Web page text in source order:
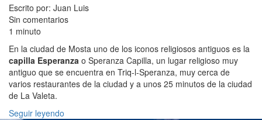
Escrito por: Juan Luis
Sin comentarios
1 minuto
En la ciudad de Mosta uno de los iconos religiosos antiguos es la
capilla Esperanza o Speranza Capilla, un lugar religioso muy
antiguo que se encuentra en Triq-l-Speranza, muy cerca de
varios restaurantes de la ciudad y a unos 25 minutos de la ciudad
de La Valeta.
Seguir leyendo